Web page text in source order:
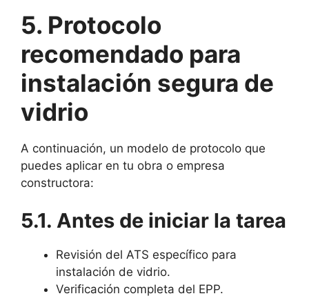
5. Protocolo
recomendado para
instalación segura de
vidrio
A continuación, un modelo de protocolo que
puedes aplicar en tu obra o empresa
constructora:
5.1. Antes de iniciar la tarea
Revisión del ATS específico para
instalación de vidrio.
Verificación completa del EPP.